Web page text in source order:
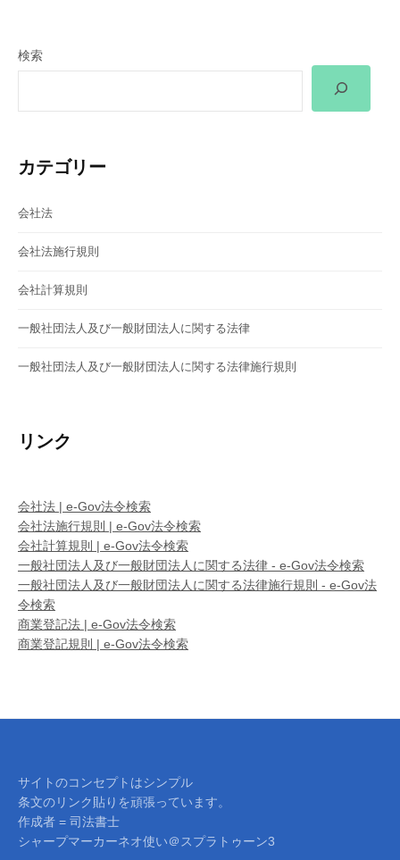
ー
シ
検索
カテゴリー
会社法
会社法施行規則
会社計算規則
一般社団法人及び一般財団法人に関する法律
一般社団法人及び一般財団法人に関する法律施行規則
リンク
会社法 | e-Gov法令検索
会社法施行規則 | e-Gov法令検索
会社計算規則 | e-Gov法令検索
一般社団法人及び一般財団法人に関する法律 - e-Gov法令検索
一般社団法人及び一般財団法人に関する法律施行規則 - e-Gov法
令検索
商業登記法 | e-Gov法令検索
商業登記規則 | e-Gov法令検索
サイトのコンセプトはシンプル
条文のリンク貼りを頑張っています。
作成者 = 司法書士
シャープマーカーネオ使い＠スプラトゥーン3